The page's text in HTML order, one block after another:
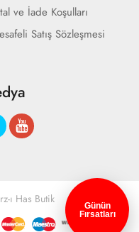
ve İade Koşulları
Satış Sözleşmesi
ı Has Butik
Günün
Fırsatları